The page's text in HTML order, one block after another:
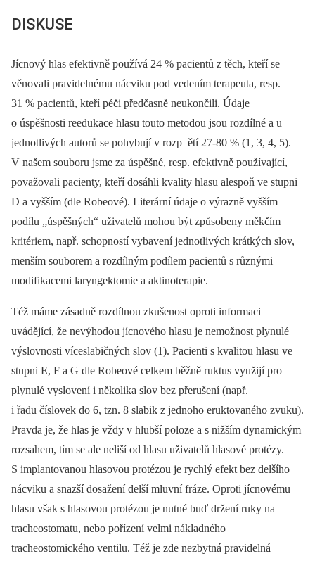
DISKUSE
Jícnový hlas efektivně používá 24 % pacientů z těch, kteří se
věnovali pravidelnému nácviku pod vedením terapeuta, resp.
31 % pacientů, kteří péči předčasně neukončili. Údaje
o úspěšnosti reedukace hlasu touto metodou jsou rozdílné a u
jednotlivých autorů se pohybují v rozp ětí 27-80 % (1, 3, 4, 5).
V našem souboru jsme za úspěšné, resp. efektivně používající,
považovali pacienty, kteří dosáhli kvality hlasu alespoň ve stupni
D a vyšším (dle Robeové). Literární údaje o výrazně vyšším
podílu „úspěšných“ uživatelů mohou být způsobeny měkčím
kritériem, např. schopností vybavení jednotlivých krátkých slov,
menším souborem a rozdílným podílem pacientů s různými
modifikacemi laryngektomie a aktinoterapie.
Též máme zásadně rozdílnou zkušenost oproti informaci
uvádějící, že nevýhodou jícnového hlasu je nemožnost plynulé
výslovnosti víceslabičných slov (1). Pacienti s kvalitou hlasu ve
stupni E, F a G dle Robeové celkem běžně ruktus využijí pro
plynulé vyslovení i několika slov bez přerušení (např.
i řadu číslovek do 6, tzn. 8 slabik z jednoho eruktovaného zvuku).
Pravda je, že hlas je vždy v hlubší poloze a s nižším dynamickým
rozsahem, tím se ale neliší od hlasu uživatelů hlasové protézy.
S implantovanou hlasovou protézou je rychlý efekt bez delšího
nácviku a snazší dosažení delší mluvní fráze. Oproti jícnovému
hlasu však s hlasovou protézou je nutné buď držení ruky na
tracheostomatu, nebo pořízení velmi nákladného
tracheostomického ventilu. Též je zde nezbytná pravidelná